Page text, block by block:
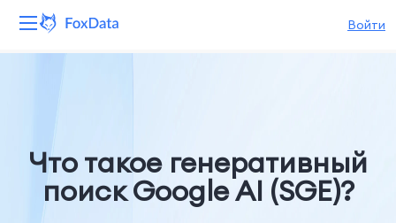
Войти
Решения
Что такое генеративный
поиск Google AI (SGE)?